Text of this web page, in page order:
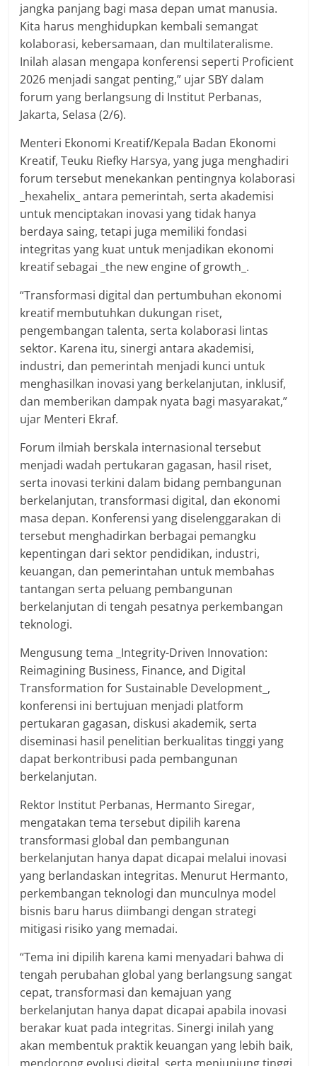
jangka panjang bagi masa depan umat manusia.
Kita harus menghidupkan kembali semangat
kolaborasi, kebersamaan, dan multilateralisme.
Inilah alasan mengapa konferensi seperti Proficient
2026 menjadi sangat penting,” ujar SBY dalam
forum yang berlangsung di Institut Perbanas,
Jakarta, Selasa (2/6).
Menteri Ekonomi Kreatif/Kepala Badan Ekonomi
Kreatif, Teuku Riefky Harsya, yang juga menghadiri
forum tersebut menekankan pentingnya kolaborasi
_hexahelix_ antara pemerintah, serta akademisi
untuk menciptakan inovasi yang tidak hanya
berdaya saing, tetapi juga memiliki fondasi
integritas yang kuat untuk menjadikan ekonomi
kreatif sebagai _the new engine of growth_.
“Transformasi digital dan pertumbuhan ekonomi
kreatif membutuhkan dukungan riset,
pengembangan talenta, serta kolaborasi lintas
sektor. Karena itu, sinergi antara akademisi,
industri, dan pemerintah menjadi kunci untuk
menghasilkan inovasi yang berkelanjutan, inklusif,
dan memberikan dampak nyata bagi masyarakat,”
ujar Menteri Ekraf.
Forum ilmiah berskala internasional tersebut
menjadi wadah pertukaran gagasan, hasil riset,
serta inovasi terkini dalam bidang pembangunan
berkelanjutan, transformasi digital, dan ekonomi
masa depan. Konferensi yang diselenggarakan di
tersebut menghadirkan berbagai pemangku
kepentingan dari sektor pendidikan, industri,
keuangan, dan pemerintahan untuk membahas
tantangan serta peluang pembangunan
berkelanjutan di tengah pesatnya perkembangan
teknologi.
Mengusung tema _Integrity-Driven Innovation:
Reimagining Business, Finance, and Digital
Transformation for Sustainable Development_,
konferensi ini bertujuan menjadi platform
pertukaran gagasan, diskusi akademik, serta
diseminasi hasil penelitian berkualitas tinggi yang
dapat berkontribusi pada pembangunan
berkelanjutan.
Rektor Institut Perbanas, Hermanto Siregar,
mengatakan tema tersebut dipilih karena
transformasi global dan pembangunan
berkelanjutan hanya dapat dicapai melalui inovasi
yang berlandaskan integritas. Menurut Hermanto,
perkembangan teknologi dan munculnya model
bisnis baru harus diimbangi dengan strategi
mitigasi risiko yang memadai.
“Tema ini dipilih karena kami menyadari bahwa di
tengah perubahan global yang berlangsung sangat
cepat, transformasi dan kemajuan yang
berkelanjutan hanya dapat dicapai apabila inovasi
berakar kuat pada integritas. Sinergi inilah yang
akan membentuk praktik keuangan yang lebih baik,